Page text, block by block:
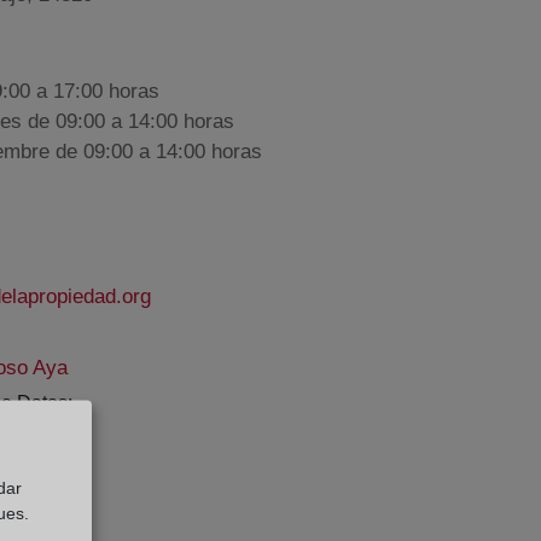
a 17:00 horas
de 09:00 a 14:00 horas
de 09:00 a 14:00 horas
Aya
Datos: